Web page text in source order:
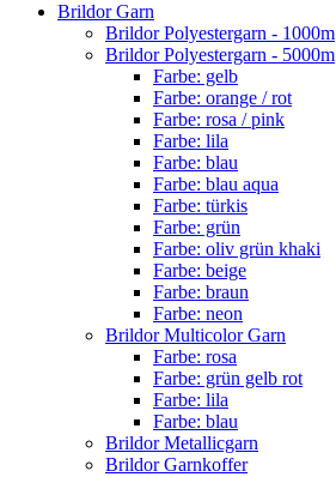
Brildor Garn
Brildor Polyestergarn - 1000m
Brildor Polyestergarn - 5000m
Farbe: gelb
Farbe: orange / rot
Farbe: rosa / pink
Farbe: lila
Farbe: blau
Farbe: blau aqua
Farbe: türkis
Farbe: grün
Farbe: oliv grün khaki
Farbe: beige
Farbe: braun
Farbe: neon
Brildor Multicolor Garn
Farbe: rosa
Farbe: grün gelb rot
Farbe: lila
Farbe: blau
Brildor Metallicgarn
Brildor Garnkoffer